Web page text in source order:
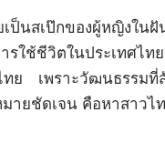
ป็นสเป๊กของผู้หญิงใน
ใช้ชีวิตในประเทศไท
ย เพราะวัฒนธรรมที่
มายชัดเจน คือหาสาว